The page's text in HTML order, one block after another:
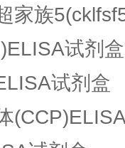
家族
试剂盒
试剂盒